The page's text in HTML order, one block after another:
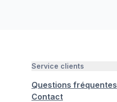
Service clients
Questions fréquentes
Contact